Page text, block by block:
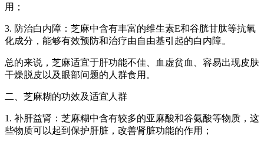
用；
3. 防治白内障：芝麻中含有丰富的维生素E和谷胱甘肽等抗氧
化成分，能够有效预防和治疗由自由基引起的白内障。
总的来说，芝麻适宜于肝功能不佳、血虚贫血、容易出现皮肤
干燥脱皮以及眼部问题的人群食用。
二、芝麻糊的功效及适宜人群
1. 补肝益肾：芝麻糊中含有较多的亚麻酸和谷氨酸等物质，这
些物质可以起到保护肝脏，改善肾脏功能的作用；